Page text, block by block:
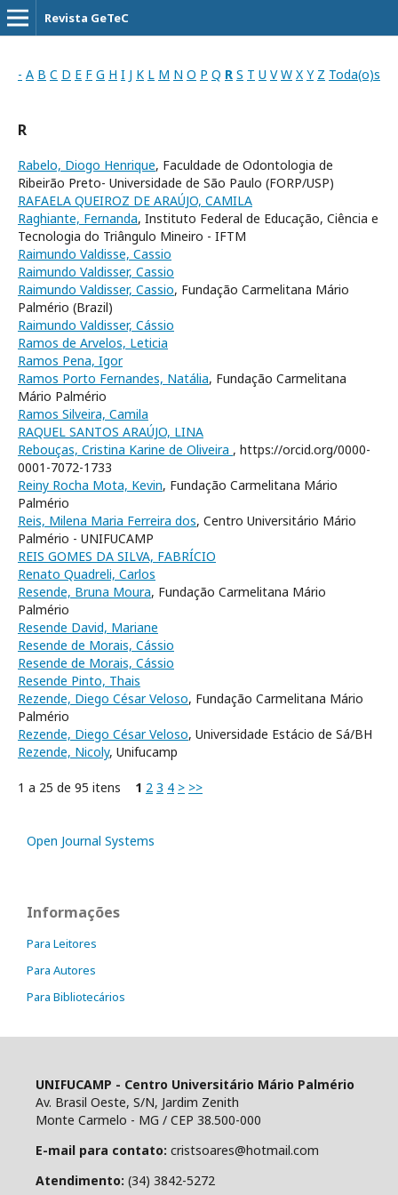
Revista GeTeC
- A B C D E F G H I J K L M N O P Q R S T U V W X Y Z Toda(o)s
R
Rabelo, Diogo Henrique, Faculdade de Odontologia de
Ribeirão Preto- Universidade de São Paulo (FORP/USP)
RAFAELA QUEIROZ DE ARAÚJO, CAMILA
Raghiante, Fernanda, Instituto Federal de Educação, Ciência e
Tecnologia do Triângulo Mineiro - IFTM
Raimundo Valdisse, Cassio
Raimundo Valdisser, Cassio
Raimundo Valdisser, Cassio, Fundação Carmelitana Mário
Palmério (Brazil)
Raimundo Valdisser, Cássio
Ramos de Arvelos, Leticia
Ramos Pena, Igor
Ramos Porto Fernandes, Natália, Fundação Carmelitana
Mário Palmério
Ramos Silveira, Camila
RAQUEL SANTOS ARAÚJO, LINA
Rebouças, Cristina Karine de Oliveira , https://orcid.org/0000-
0001-7072-1733
Reiny Rocha Mota, Kevin, Fundação Carmelitana Mário
Palmério
Reis, Milena Maria Ferreira dos, Centro Universitário Mário
Palmério - UNIFUCAMP
REIS GOMES DA SILVA, FABRÍCIO
Renato Quadreli, Carlos
Resende, Bruna Moura, Fundação Carmelitana Mário
Palmério
Resende David, Mariane
Resende de Morais, Cássio
Resende de Morais, Cássio
Resende Pinto, Thais
Rezende, Diego César Veloso, Fundação Carmelitana Mário
Palmério
Rezende, Diego César Veloso, Universidade Estácio de Sá/BH
Rezende, Nicoly, Unifucamp
1 a 25 de 95 itens 1 2 3 4 > >>
Open Journal Systems
Informações
Para Leitores
Para Autores
Para Bibliotecários
UNIFUCAMP - Centro Universitário Mário Palmério
Av. Brasil Oeste, S/N, Jardim Zenith
Monte Carmelo - MG / CEP 38.500-000
E-mail para contato: cristsoares@hotmail.com
Atendimento: (34) 3842-5272